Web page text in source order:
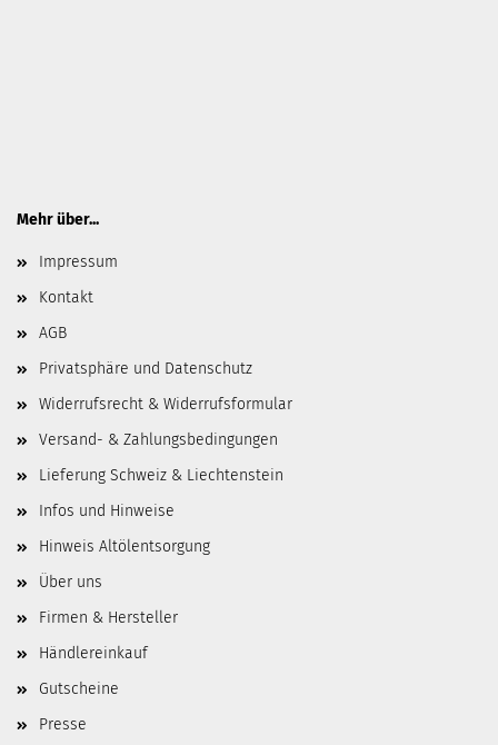
Mehr über...
Impressum
Kontakt
AGB
Privatsphäre und Datenschutz
Widerrufsrecht & Widerrufsformular
Versand- & Zahlungsbedingungen
Lieferung Schweiz & Liechtenstein
Infos und Hinweise
Hinweis Altölentsorgung
Über uns
Firmen & Hersteller
Händlereinkauf
Gutscheine
Presse